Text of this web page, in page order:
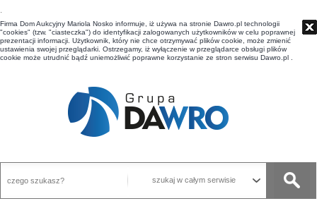
t
Firma Dom Aukcyjny Mariola Nosko informuje, iż używa na stronie Dawro.pl technologii
"cookies" (tzw. "ciasteczka") do identyfikacji zalogowanych użytkowników w celu poprawnej
prezentacji informacji. Użytkownik, który nie chce otrzymywać plików cookie, może zmienić
ustawienia swojej przeglądarki. Ostrzegamy, iż wyłączenie w przeglądarce obsługi plików
cookie może utrudnić bądź uniemożliwić poprawne korzystanie ze stron serwisu Dawro.pl .
szukaj w całym serwisie